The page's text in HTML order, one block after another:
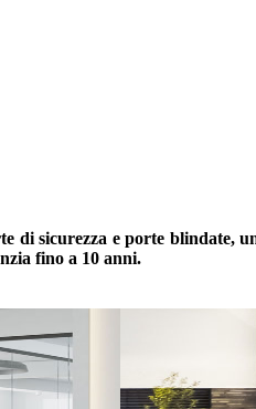
di sicurezza e porte blindate,
fino a 10 anni.